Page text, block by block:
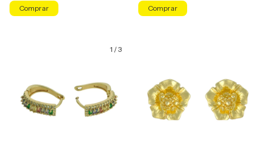
Comprar Comprar
1 /3